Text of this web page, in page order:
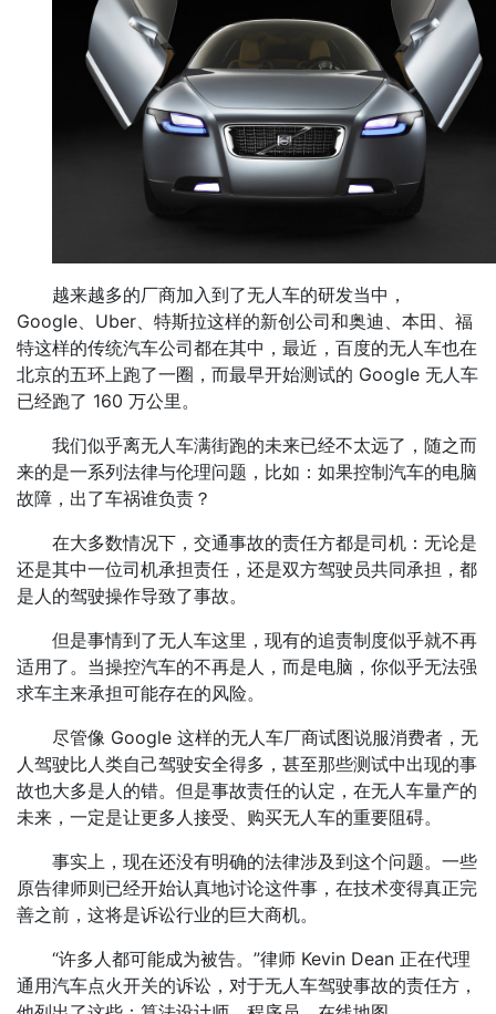
越来越多的厂商加入到了无人车的研发当中，
Google、Uber、特斯拉这样的新创公司和奥迪、本田、福
特这样的传统汽车公司都在其中，最近，百度的无人车也在
北京的五环上跑了一圈，而最早开始测试的 Google 无人车
已经跑了 160 万公里。
我们似乎离无人车满街跑的未来已经不太远了，随之而
来的是一系列法律与伦理问题，比如：如果控制汽车的电脑
故障，出了车祸谁负责？
在大多数情况下，交通事故的责任方都是司机：无论是
还是其中一位司机承担责任，还是双方驾驶员共同承担，都
是人的驾驶操作导致了事故。
但是事情到了无人车这里，现有的追责制度似乎就不再
适用了。当操控汽车的不再是人，而是电脑，你似乎无法强
求车主来承担可能存在的风险。
尽管像 Google 这样的无人车厂商试图说服消费者，无
人驾驶比人类自己驾驶安全得多，甚至那些测试中出现的事
故也大多是人的错。但是事故责任的认定，在无人车量产的
未来，一定是让更多人接受、购买无人车的重要阻碍。
事实上，现在还没有明确的法律涉及到这个问题。一些
原告律师则已经开始认真地讨论这件事，在技术变得真正完
善之前，这将是诉讼行业的巨大商机。
“许多人都可能成为被告。”律师 Kevin Dean 正在代理
通用汽车点火开关的诉讼，对于无人车驾驶事故的责任方，